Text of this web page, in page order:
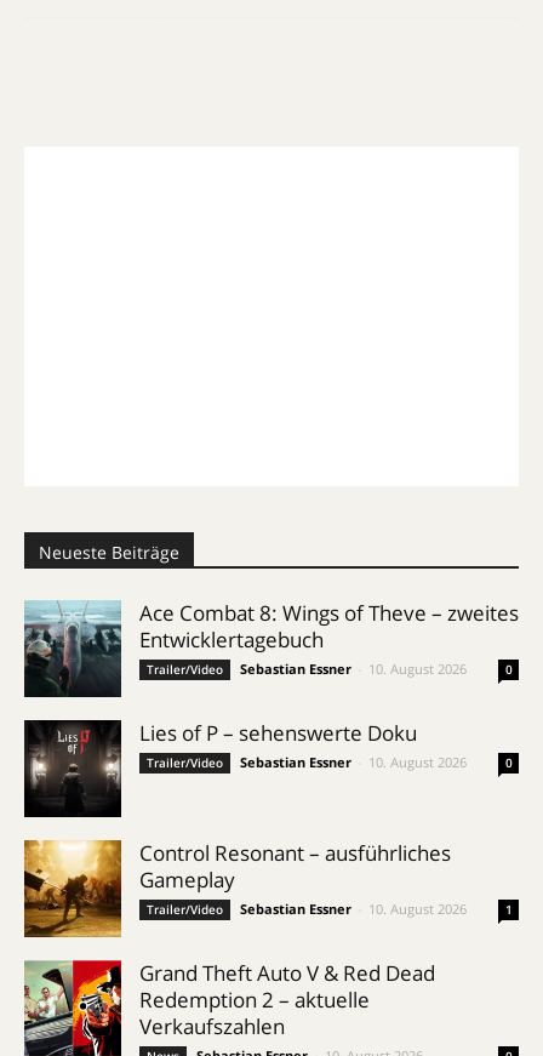
Neueste Beiträge
Ace Combat 8: Wings of Theve – zweites
Entwicklertagebuch
Trailer/Video Sebastian Essner 10. August 2026 0
Lies of P – sehenswerte Doku
Trailer/Video Sebastian Essner 10. August 2026 0
Control Resonant – ausführliches
Gameplay
Trailer/Video Sebastian Essner 10. August 2026 1
Grand Theft Auto V & Red Dead
Redemption 2 – aktuelle
Verkaufszahlen